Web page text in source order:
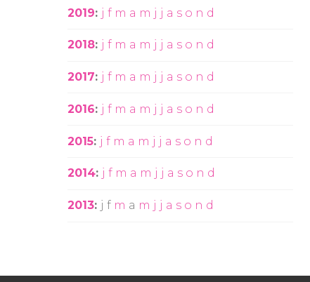
2019: j f m a m j j a s o n d
2018: j f m a m j j a s o n d
2017: j f m a m j j a s o n d
2016: j f m a m j j a s o n d
2015: j f m a m j j a s o n d
2014: j f m a m j j a s o n d
2013: j f m a m j j a s o n d